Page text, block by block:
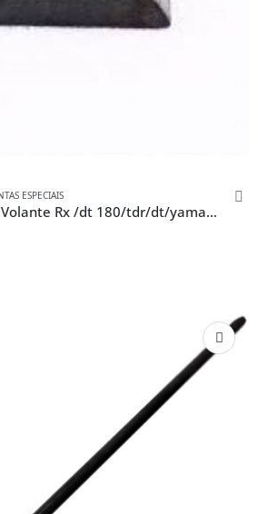
ESPECIAIS
Chaveta Do Magneto Volante Rx /dt 180/tdr/dt/yamaha Antigas